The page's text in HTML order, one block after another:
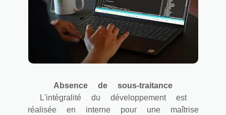
Absence de sous-traitance
L'intégralité du développement est
réalisée en interne pour une maîtrise